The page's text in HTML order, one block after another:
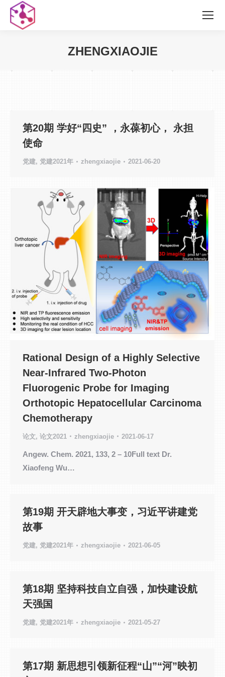
ZHENGXIAOJIE
第20期 学好“四史” ，永葆初心， 永担
使命
党建, 党建2021年 zhengxiaojie 2021-06-20
Rational Design of a Highly Selective
Near-Infrared Two-Photon
Fluorogenic Probe for Imaging
Orthotopic Hepatocellular Carcinoma
Chemotherapy
论文, 论文2021 zhengxiaojie 2021-06-17
Angew. Chem. 2021, 133, 2 – 10Full text Dr.
Xiaofeng Wu…
第19期 开天辟地大事变，习近平讲建党
故事
党建, 党建2021年 zhengxiaojie 2021-06-05
第18期 坚持科技自立自强，加快建设航
天强国
党建, 党建2021年 zhengxiaojie 2021-05-27
第17期 新思想引领新征程“山”“河”映初